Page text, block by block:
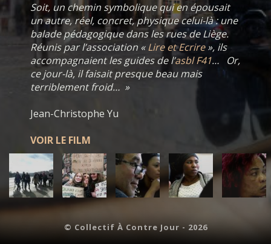
Soit, un chemin symbolique qui en épousait
un autre, réel, concret, physique celui-là : une
balade pédagogique dans les rues de Liège.
Réunis par l’association «Lire et Ecrire», ils
accompagnaient les guides de l’asbl F41… Or,
ce jour-là, il faisait presque beau mais
terriblement froid… »
Jean-Christophe Yu
VOIR LE FILM
© Collectif À Contre Jour - 2026